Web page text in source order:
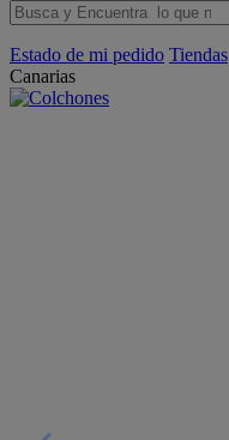
Estado de mi pedido Tiendas
Canarias